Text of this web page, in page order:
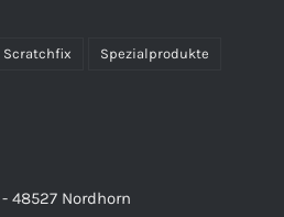
Scratchfix Spezialprodukte
48527 Nordhorn